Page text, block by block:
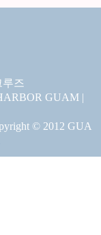
즈
GUAM |
© 2012 GUA